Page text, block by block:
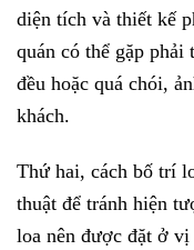
diện tích và thiết kế
quán có thể gặp phải
đều hoặc quá chói,
khách.
Thứ hai, cách bố trí
thuật để tránh hiện
loa nên được đặt ở